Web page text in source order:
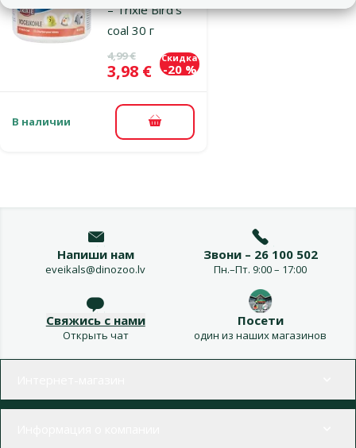
– Trixie Bird's
coal 30 г
Исходная цена
4,99 €
Цена
3,98 €
Скидка
-20 %
В наличии В корзину
Напиши нам
eveikals@dinozoo.lv
Звони – 26 100 502
Пн.–Пт. 9:00 – 17:00
Свяжись с нами
Открыть чат
Посети
один из наших магазинов